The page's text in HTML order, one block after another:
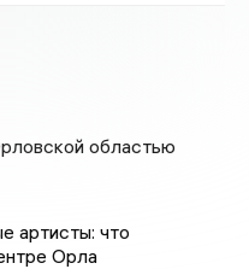
областью
артисты: что
Орла